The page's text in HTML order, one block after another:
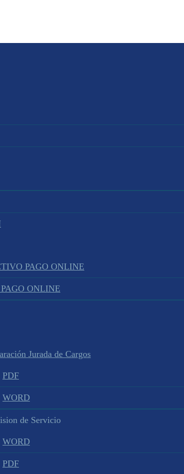
PAGO ONLINE
ONLINE
Jurada de Cargos
PDF
WORD
de Servicio
WORD
PDF